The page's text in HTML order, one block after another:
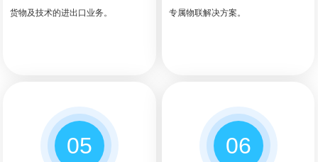
货物及技术的进出口业务。
专属物联解决方案。
05 06